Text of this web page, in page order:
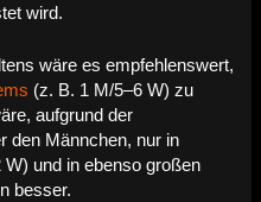
wird.
wäre es empfehlenswert,
(z. B. 1 M/5–6 W) zu
aufgrund der
den Männchen, nur in
und in ebenso großen
besser.